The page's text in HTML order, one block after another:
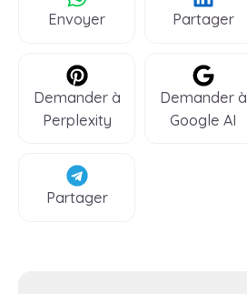
Envoyer Partager
Demander à
Perplexity
Demander à
Google AI
Partager